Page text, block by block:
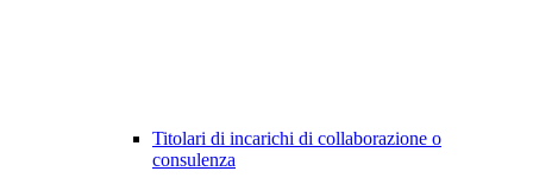
Titolari di incarichi di collaborazione o
consulenza